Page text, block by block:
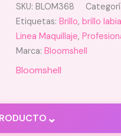
SKU: BLOM368
Etiquetas: Brillo, brillo
Linea Maquillaje,
Marca: Bloomshell
Bloomshell
⌄